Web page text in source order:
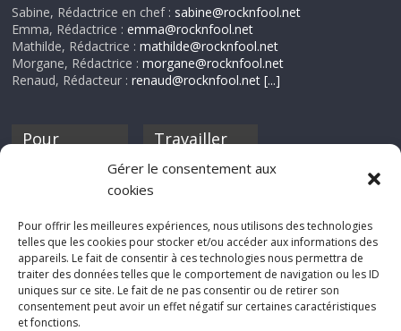
Gérer le consentement aux
cookies
Pour offrir les meilleures expériences, nous utilisons des technologies
telles que les cookies pour stocker et/ou accéder aux informations des
appareils. Le fait de consentir à ces technologies nous permettra de
traiter des données telles que le comportement de navigation ou les ID
uniques sur ce site. Le fait de ne pas consentir ou de retirer son
consentement peut avoir un effet négatif sur certaines caractéristiques
et fonctions.
Sabine, Rédactrice en chef : sabine@rocknfool.net
Emma, Rédactrice :emma@rocknfool.net
Mathilde, Rédactrice :mathilde@rocknfool.net
Morgane, Rédactrice :morgane@rocknfool.net
Renaud, Rédacteur :renaud@rocknfool.net [...]
Pour
discothèque
Travailler
Si tu souhaites
Rocknfool, n'hésite
pas à nous envoyer
tes chroniques de
concerts, de films,
séries ou des billets
d'humeur :